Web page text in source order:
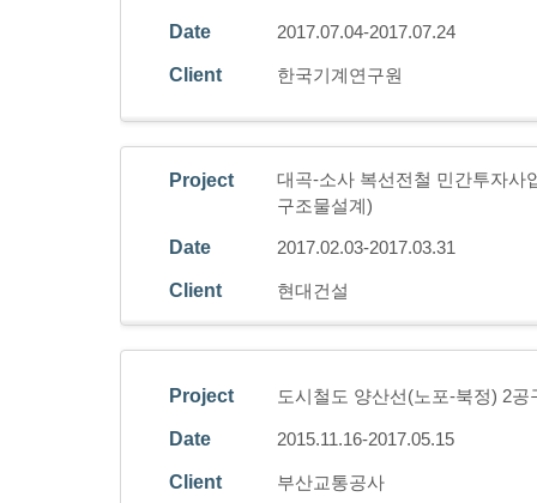
Date 2017.07.04-2017.07.24
Client 한국기계연구원
Project
대곡-소사 복선전철 민간투자사
구조물설계)
Date 2017.02.03-2017.03.31
Client 현대건설
Project 도시철도 양산선(노포-북정) 2
Date 2015.11.16-2017.05.15
Client 부산교통공사